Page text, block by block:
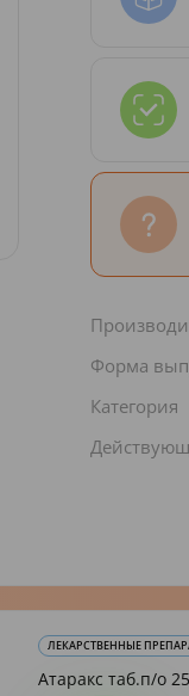
Форма
Категория
ЛЕКАРСТВЕННЫЕ
Атаракс таб.п/о